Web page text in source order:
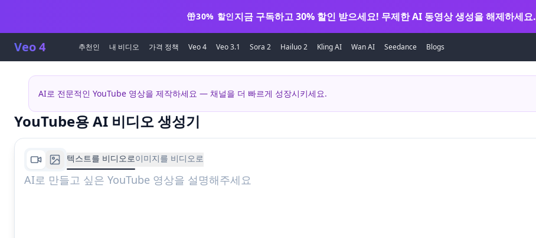
30% 할인지금 구독하고 30% 할인 받으세요! 무제한 AI 동영상 생성을 해제하세요.
Veo 4 추천인 내 비디오 가격 정책 Veo 4 Veo 3.1 Sora 2 Hailuo 2 Kling AI Wan AI Seedance Blogs
AI로 전문적인 YouTube 영상을 제작하세요 — 채널을 더 빠르게 성장시키세요.
YouTube용 AI 비디오 생성기
텍스트를 비디오로이미지를 비디오로